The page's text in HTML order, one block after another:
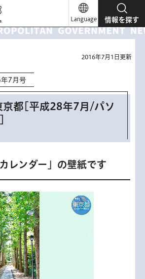
Language 情報を探す
2016年7月1日更新
7月号
京都[平成28年7月/パソ
レンダー」の壁紙です